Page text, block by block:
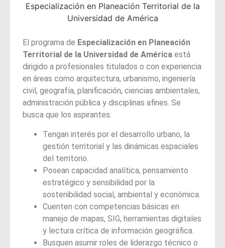
El programa de Especialización en Planeación
Territorial de la Universidad de América está
dirigido a profesionales titulados o con experiencia
en áreas como arquitectura, urbanismo, ingeniería
civil, geografía, planificación, ciencias ambientales,
administración pública y disciplinas afines. Se
busca que los aspirantes:
Tengan interés por el desarrollo urbano, la
gestión territorial y las dinámicas espaciales
del territorio.
Posean capacidad analítica, pensamiento
estratégico y sensibilidad por la
sostenibilidad social, ambiental y económica.
Cuenten con competencias básicas en
manejo de mapas, SIG, herramientas digitales
y lectura crítica de información geográfica.
Busquen asumir roles de liderazgo técnico o